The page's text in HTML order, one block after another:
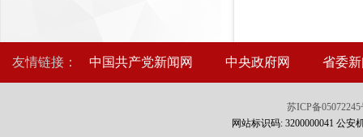
友情链接： 中国共产党新闻网 中央政府网 省委
苏ICP备05072245
网站标识码: 3200000041 公安